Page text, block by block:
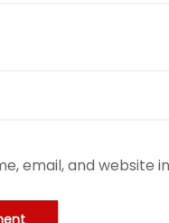
email, and website